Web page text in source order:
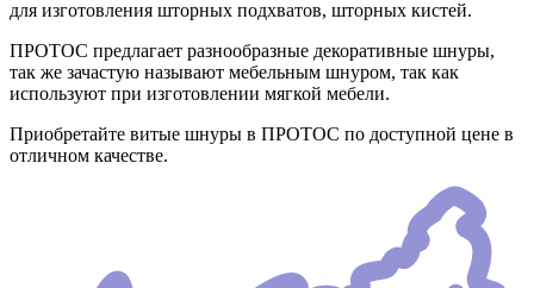
для изготовления шторных подхватов, шторных кистей.
ПРОТОС предлагает разнообразные декоративные шнуры,
так же зачастую называют мебельным шнуром, так как
используют при изготовлении мягкой мебели.
Приобретайте витые шнуры в ПРОТОС по доступной цене в
отличном качестве.